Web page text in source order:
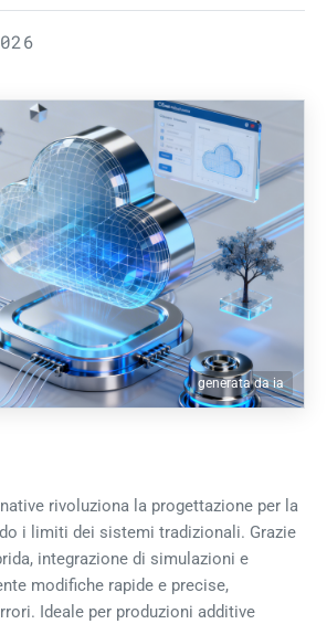
generata da ia
rivoluziona la progettazione per la
i limiti dei sistemi tradizionali. Grazie
integrazione di simulazioni e
modifiche rapide e precise,
Ideale per produzioni additive